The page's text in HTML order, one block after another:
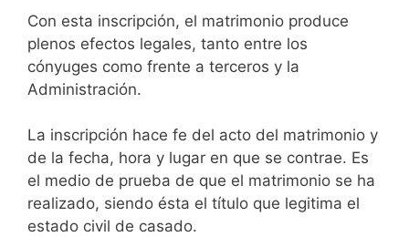
Con esta inscripción, el matrimonio produce
plenos efectos legales, tanto entre los
cónyuges como frente a terceros y la
Administración.
La inscripción hace fe del acto del matrimonio y
de la fecha, hora y lugar en que se contrae. Es
el medio de prueba de que el matrimonio se ha
realizado, siendo ésta el título que legitima el
estado civil de casado.